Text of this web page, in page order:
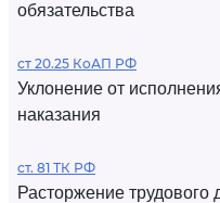
обязательства
ст 20.25 КоАП РФ
Уклонение от
наказания
ст. 81 ТК РФ
Расторжение трудового